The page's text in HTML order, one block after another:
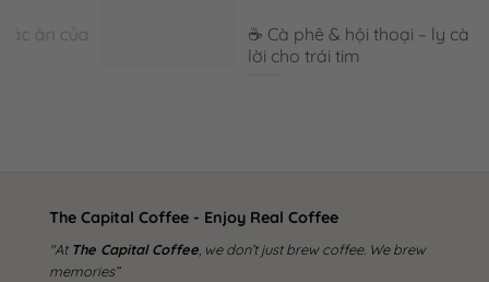
☕ Cà phê & hội thoại – ly cà phê mở
lời cho trái tim
The Capital Coffee - Enjoy Real Coffee
"At The Capital Coffee, we don’t just brew coffee. We brew
memories”